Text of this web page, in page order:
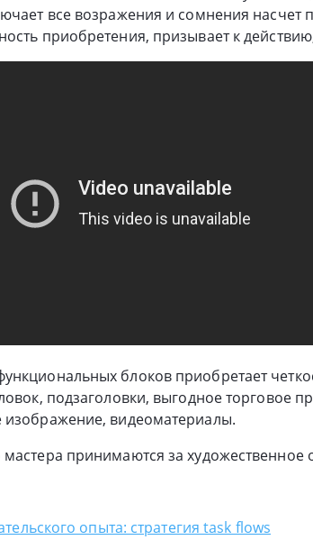
все возражения и сомнения насчет
приобретения, призывает к
блоков приобретает
подзаголовки, выгодное торговое
видеоматериалы.
принимаются за
опыта: стратегия task flows